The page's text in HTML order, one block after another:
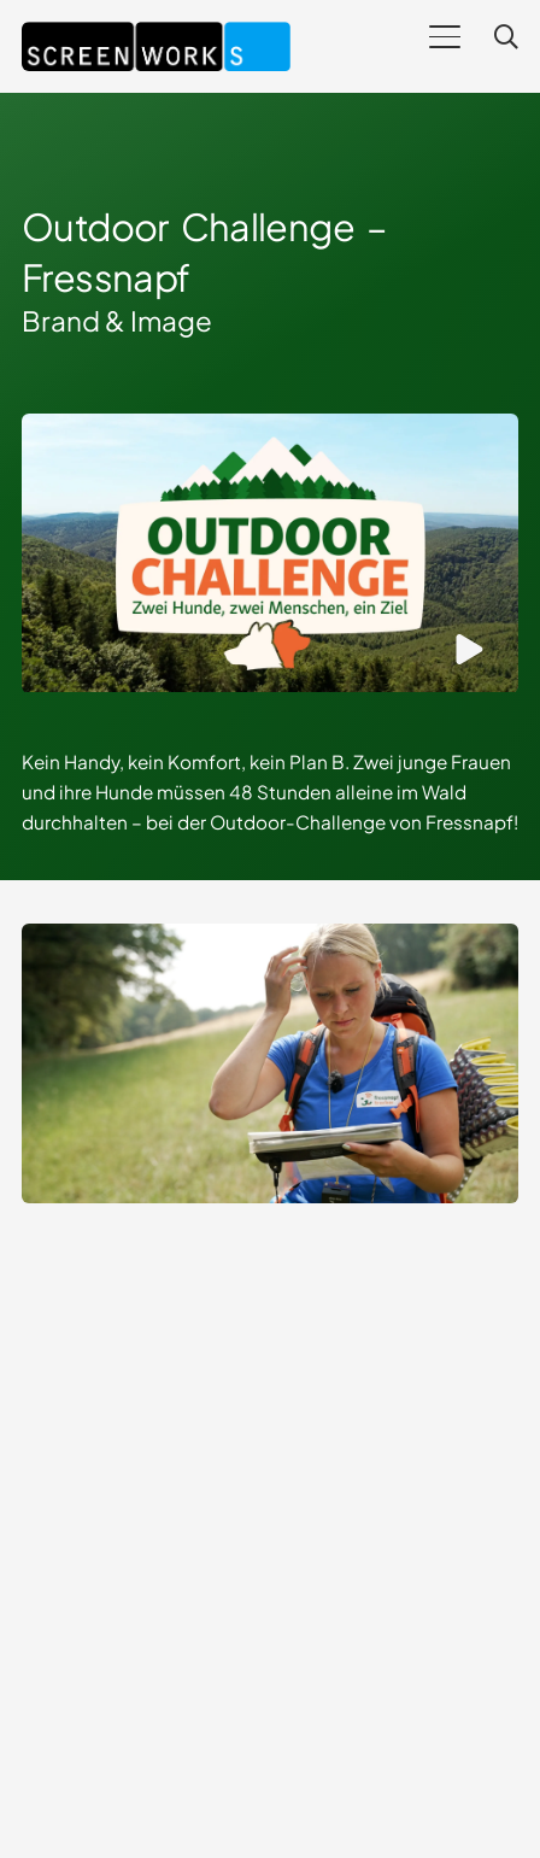
Outdoor Challenge –
Fressnapf
Brand & Image
Kein Handy, kein Komfort, kein Plan B. Zwei junge Frauen
und ihre Hunde müssen 48 Stunden alleine im Wald
durchhalten – bei der Outdoor-Challenge von Fressnapf!